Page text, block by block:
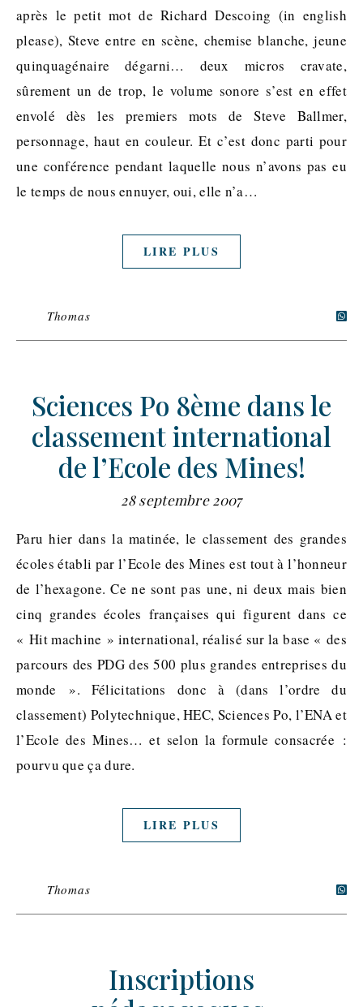
après le petit mot de Richard Descoing (in english
please), Steve entre en scène, chemise blanche, jeune
quinquagénaire dégarni… deux micros cravate,
sûrement un de trop, le volume sonore s’est en effet
envolé dès les premiers mots de Steve Ballmer,
personnage, haut en couleur. Et c’est donc parti pour
une conférence pendant laquelle nous n’avons pas eu
le temps de nous ennuyer, oui, elle n’a…
LIRE PLUS
Thomas
Sciences Po 8ème dans le
classement international
de l’Ecole des Mines!
28 septembre 2007
Paru hier dans la matinée, le classement des grandes
écoles établi par l’Ecole des Mines est tout à l’honneur
de l’hexagone. Ce ne sont pas une, ni deux mais bien
cinq grandes écoles françaises qui figurent dans ce
« Hit machine » international, réalisé sur la base « des
parcours des PDG des 500 plus grandes entreprises du
monde ». Félicitations donc à (dans l’ordre du
classement) Polytechnique, HEC, Sciences Po, l’ENA et
l’Ecole des Mines… et selon la formule consacrée :
pourvu que ça dure.
LIRE PLUS
Thomas
Inscriptions